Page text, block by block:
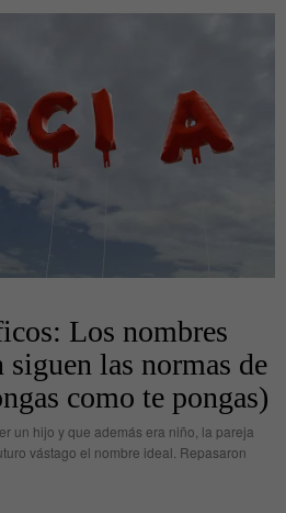
Los nombres
las normas de
como te pongas)
un hijo y que además era niño, la pareja
vástago el nombre ideal. Repasaron